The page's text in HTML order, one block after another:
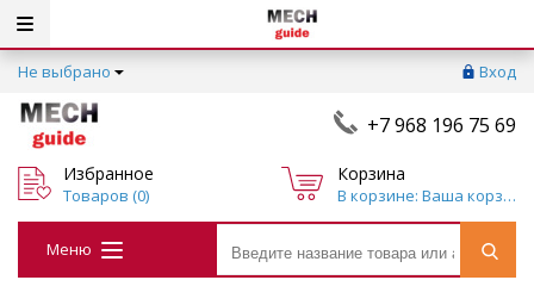
Не выбрано Вход
+7 968 196 75 69
Избранное
Товаров (0)
Корзина
Ваша корзина пуста
Меню